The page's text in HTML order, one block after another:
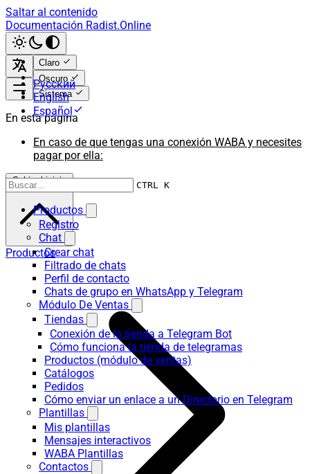
Saltar al contenido
Documentación Radist.Online
Claro
Oscuro
Sistema
Русский
English
Español
CTRL K
Productos
Registro
Chat
Crear chat
Filtrado de chats
Perfil de contacto
Chats de grupo en WhatsApp y Telegram
Módulo De Ventas
Tiendas
Conexión de la tienda a Telegram Bot
Cómo funciona la tienda de telegramas
Productos (módulo de ventas)
Catálogos
Pedidos
Cómo enviar un enlace a un Directorio en Telegram
Plantillas
Mis plantillas
Mensajes interactivos
WABA Plantillas
Contactos
En esta página
En caso de que tengas una conexión WABA y necesites
pagar por ella:
Subir al inicio
Productos